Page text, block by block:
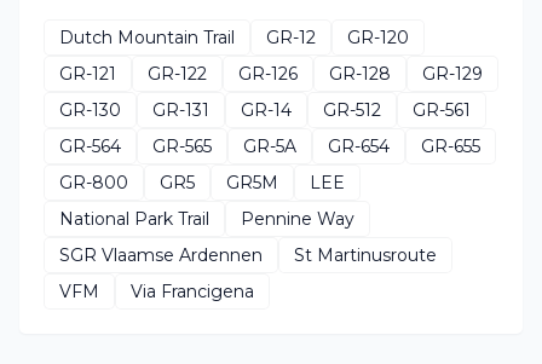
Dutch Mountain Trail GR-12
GR-120
GR-121
GR-122 GR-126 GR-128
GR-129
GR-130
GR-131 GR-14 GR-512
GR-561
GR-564
GR-565 GR-5A GR-654
GR-655
GR-800
GR5 GR5M
LEE
National Park Trail
Pennine Way
SGR Vlaamse Ardennen
St Martinusroute
VFM
Via Francigena